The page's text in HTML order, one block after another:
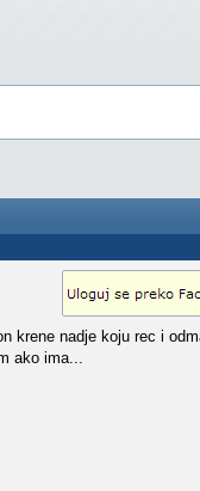
krene nadje koju rec i
ako ima...